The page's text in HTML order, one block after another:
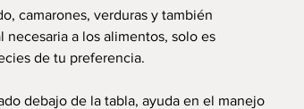
camarones, verduras y también
necesaria a los alimentos, solo es
de tu preferencia.
debajo de la tabla, ayuda en el manejo